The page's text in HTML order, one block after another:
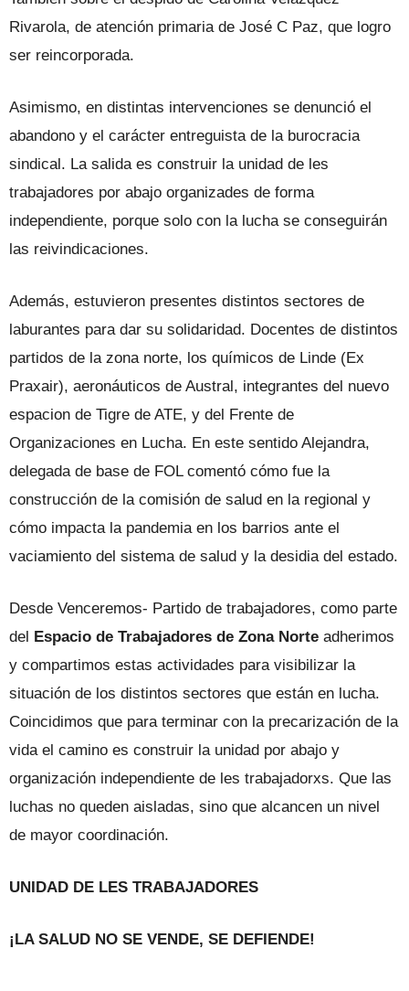
Rivarola, de atención primaria de José C Paz, que logro
ser reincorporada.
Asimismo, en distintas intervenciones se denunció el
abandono y el carácter entreguista de la burocracia
sindical. La salida es construir la unidad de les
trabajadores por abajo organizades de forma
independiente, porque solo con la lucha se conseguirán
las reivindicaciones.
Además, estuvieron presentes distintos sectores de
laburantes para dar su solidaridad. Docentes de distintos
partidos de la zona norte, los químicos de Linde (Ex
Praxair), aeronáuticos de Austral, integrantes del nuevo
espacion de Tigre de ATE, y del Frente de
Organizaciones en Lucha. En este sentido Alejandra,
delegada de base de FOL comentó cómo fue la
construcción de la comisión de salud en la regional y
cómo impacta la pandemia en los barrios ante el
vaciamiento del sistema de salud y la desidia del estado.
Desde Venceremos- Partido de trabajadores, como parte
del Espacio de Trabajadores de Zona Norte adherimos
y compartimos estas actividades para visibilizar la
situación de los distintos sectores que están en lucha.
Coincidimos que para terminar con la precarización de la
vida el camino es construir la unidad por abajo y
organización independiente de les trabajadorxs. Que las
luchas no queden aisladas, sino que alcancen un nivel
de mayor coordinación.
UNIDAD DE LES TRABAJADORES
¡LA SALUD NO SE VENDE, SE DEFIENDE!